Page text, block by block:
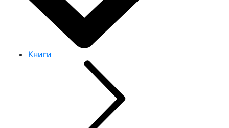
Книги